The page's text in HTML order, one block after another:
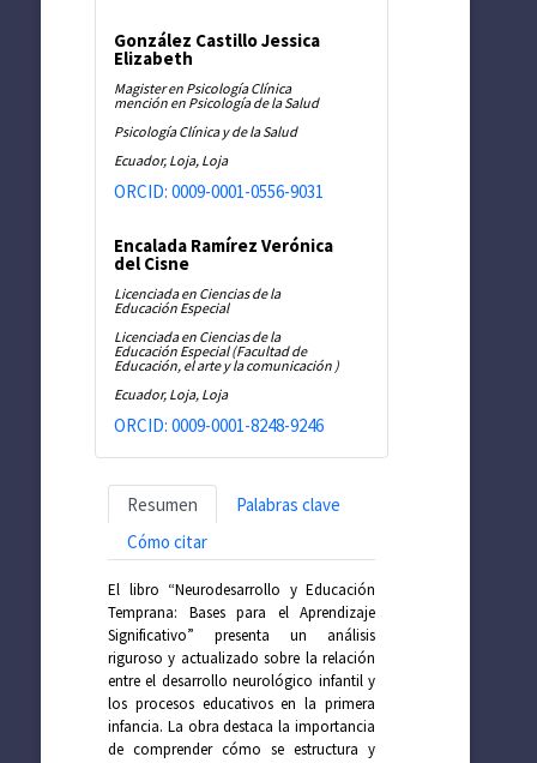
González Castillo Jessica
Elizabeth
Magister en Psicología Clínica
mención en Psicología de la Salud
Psicología Clínica y de la Salud
Ecuador, Loja, Loja
ORCID: 0009-0001-0556-9031
Encalada Ramírez Verónica
del Cisne
Licenciada en Ciencias de la
Educación Especial
Licenciada en Ciencias de la
Educación Especial (Facultad de
Educación, el arte y la comunicación )
Ecuador, Loja, Loja
ORCID: 0009-0001-8248-9246
Resumen
Palabras clave
Cómo citar
El libro “Neurodesarrollo y Educación
Temprana: Bases para el Aprendizaje
Significativo” presenta un análisis
riguroso y actualizado sobre la relación
entre el desarrollo neurológico infantil y
los procesos educativos en la primera
infancia. La obra destaca la importancia
de comprender cómo se estructura y